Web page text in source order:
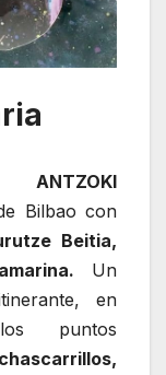
ANTZOKI
Bilbao con
Beitia,
Un
en
puntos
chascarrillos,